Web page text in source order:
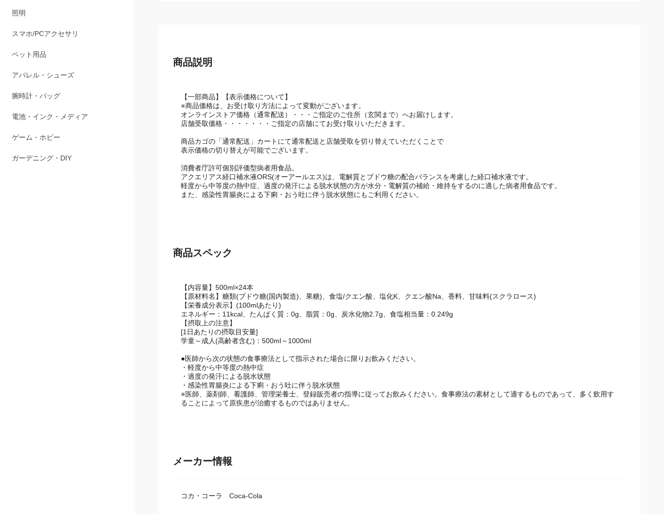
照明
スマホ/PCアクセサリ
ペット用品
アパレル・シューズ
腕時計・バッグ
電池・インク・メディア
ゲーム・ホビー
ガーデニング・DIY
商品説明
【一部商品】【表示価格について】
※商品価格は、お受け取り方法によって変動がございます。
オンラインストア価格（通常配送）・・・ご指定のご住所（玄関まで）へお届けします。
店舗受取価格・・・・・・・ご指定の店舗にてお受け取りいただきます。
商品カゴの「通常配送」カートにて通常配送と店舗受取を切り替えていただくことで
表示価格の切り替えが可能でございます。
消費者庁許可個別評価型病者用食品。
アクエリアス経口補水液ORS(オーアールエス)は、電解質とブドウ糖の配合バランスを考慮した経口補水液です。
軽度から中等度の熱中症、過度の発汗による脱水状態の方が水分・電解質の補給・維持をするのに適した病者用食品です。
また、感染性胃腸炎による下痢・おう吐に伴う脱水状態にもご利用ください。
商品スペック
【内容量】500ml×24本
【原材料名】糖類(ブドウ糖(国内製造)、果糖)、食塩/クエン酸、塩化K、クエン酸Na、香料、甘味料(スクラロース)
【栄養成分表示】(100mlあたり)
エネルギー：11kcal、たんぱく質：0g、脂質：0g、炭水化物2.7g、食塩相当量：0.249g
【摂取上の注意】
[1日あたりの摂取目安量]
学童～成人(高齢者含む)：500ml～1000ml
●医師から次の状態の食事療法として指示された場合に限りお飲みください。
・軽度から中等度の熱中症
・過度の発汗による脱水状態
・感染性胃腸炎による下痢・おう吐に伴う脱水状態
※医師、薬剤師、看護師、管理栄養士、登録販売者の指導に従ってお飲みください。食事療法の素材として適するものであって、多く飲用す
ることによって原疾患が治癒するものではありません。
メーカー情報
コカ・コーラ Coca-Cola